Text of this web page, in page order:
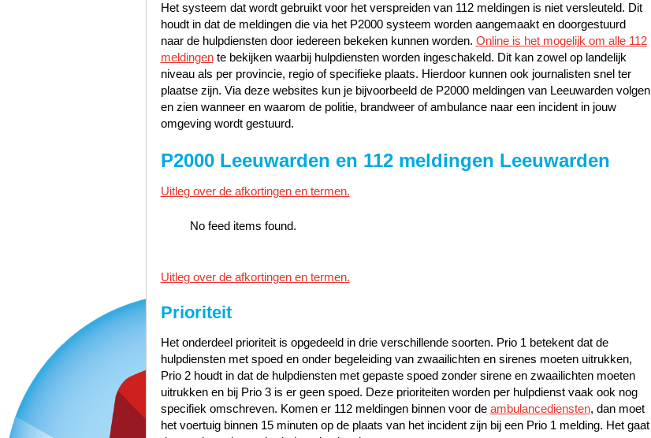
Het systeem dat wordt gebruikt voor het verspreiden van 112 meldingen is niet versleuteld. Dit
houdt in dat de meldingen die via het P2000 systeem worden aangemaakt en doorgestuurd
naar de hulpdiensten door iedereen bekeken kunnen worden. Online is het mogelijk om alle 112
meldingente bekijken waarbij hulpdiensten worden ingeschakeld. Dit kan zowel op landelijk
niveau als per provincie, regio of specifieke plaats. Hierdoor kunnen ook journalisten snel ter
plaatse zijn. Via deze websites kun je bijvoorbeeld de P2000 meldingen van Leeuwarden volgen
en zien wanneer en waarom de politie, brandweer of ambulance naar een incident in jouw
omgeving wordt gestuurd.
P2000 Leeuwarden en 112 meldingen Leeuwarden
Uitleg over de afkortingen en termen.
No feed items found.
Uitleg over de afkortingen en termen.
Prioriteit
Het onderdeel prioriteit is opgedeeld in drie verschillende soorten. Prio 1 betekent dat de
hulpdiensten met spoed en onder begeleiding van zwaailichten en sirenes moeten uitrukken,
Prio 2 houdt in dat de hulpdiensten met gepaste spoed zonder sirene en zwaailichten moeten
uitrukken en bij Prio 3 is er geen spoed. Deze prioriteiten worden per hulpdienst vaak ook nog
specifiek omschreven. Komen er 112 meldingen binnen voor de ambulancediensten, dan moet
het voertuig binnen 15 minuten op de plaats van het incident zijn bij een Prio 1 melding. Het gaat